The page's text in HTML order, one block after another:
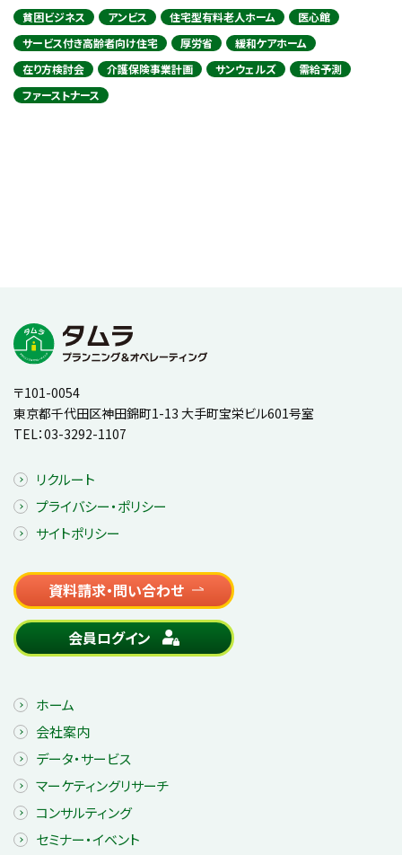
貧困ビジネス
アンビス 住宅型有料老人ホーム
医心館
サービス付き高齢者向け住宅
厚労省
緩和ケアホーム
在り方検討会
介護保険事業計画 サンウェルズ
需給予測
ファーストナース
〒101-0054
東京都千代田区神田錦町1-13 大手町宝栄ビル601号室
TEL：03-3292-1107
リクルート
プライバシー・ポリシー
サイトポリシー
資料請求・問い合わせ
会員ログイン
ホーム
会社案内
データ・サービス
マーケティングリサーチ
コンサルティング
セミナー・イベント